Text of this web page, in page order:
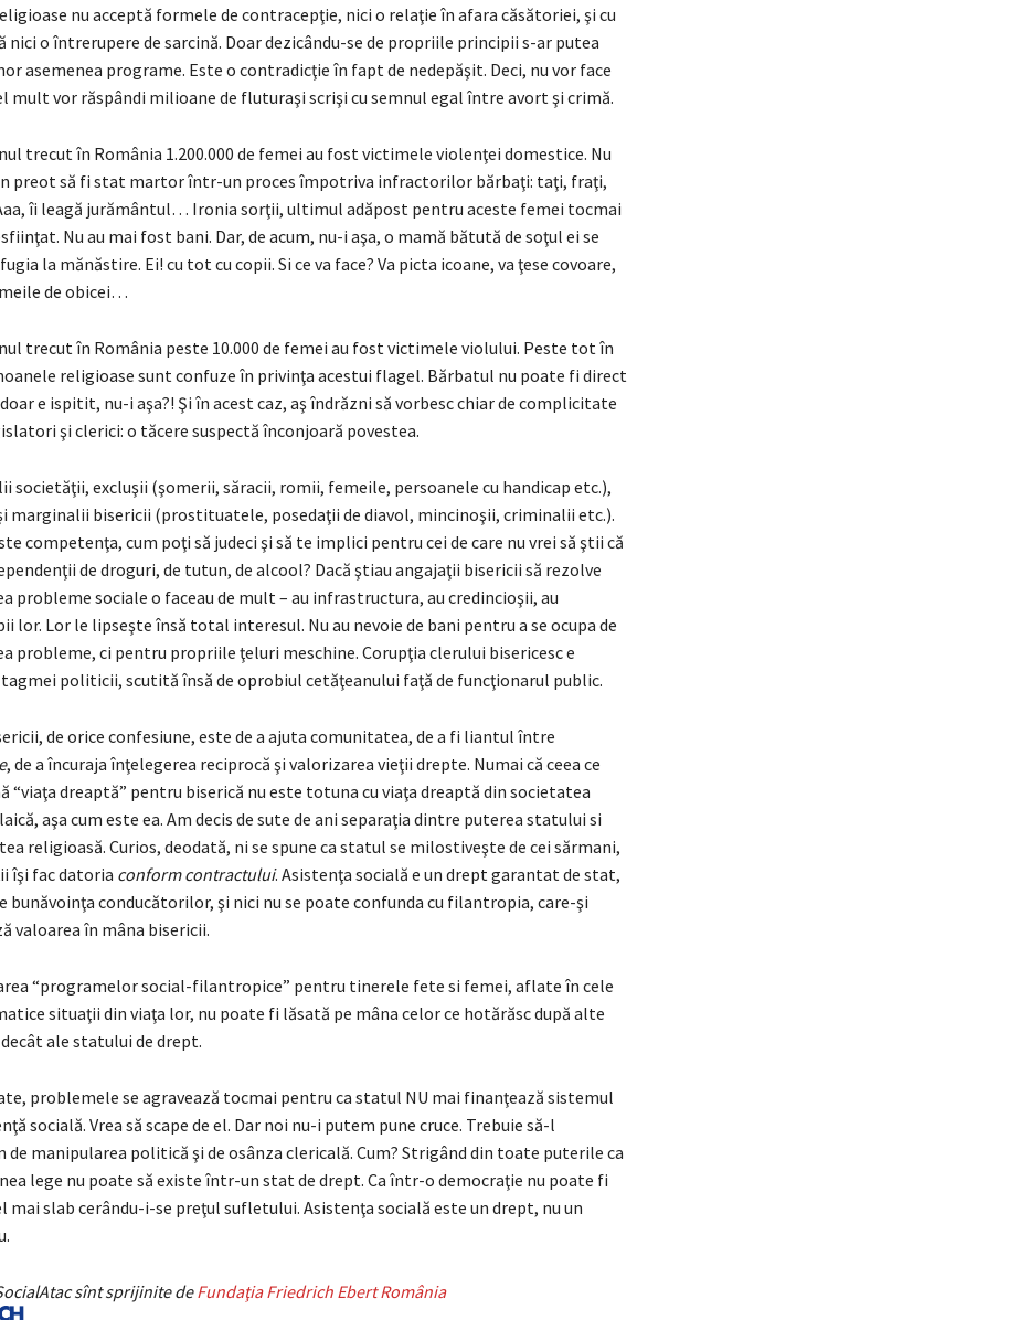
nu acceptă formele de contracepţie, nici o relaţie în afara căsătoriei, şi cu
nici o întrerupere de sarcină. Doar dezicându-se de propriile principii s-ar putea
asemenea programe. Este o contradicţie în fapt de nedepăşit. Deci, nu vor face
mult vor răspândi milioane de fluturaşi scrişi cu semnul egal între avort şi crimă.
trecut în România 1.200.000 de femei au fost victimele violenţei domestice. Nu
preot să fi stat martor într-un proces împotriva infractorilor bărbaţi: taţi, fraţi,
îi leagă jurământul… Ironia sorţii, ultimul adăpost pentru aceste femei tocmai
Nu au mai fost bani. Dar, de acum, nu-i aşa, o mamă bătută de soţul ei se
la mănăstire. Ei! cu tot cu copii. Si ce va face? Va picta icoane, va ţese covoare,
de obicei…
trecut în România peste 10.000 de femei au fost victimele violului. Peste tot în
religioase sunt confuze în privinţa acestui flagel. Bărbatul nu poate fi direct
e ispitit, nu-i aşa?! Şi în acest caz, aş îndrăzni să vorbesc chiar de complicitate
şi clerici: o tăcere suspectă înconjoară povestea.
societăţii, excluşii (şomerii, săracii, romii, femeile, persoanele cu handicap etc.),
marginalii bisericii (prostituatele, posedaţii de diavol, mincinoşii, criminalii etc.).
competenţa, cum poţi să judeci şi să te implici pentru cei de care nu vrei să ştii că
de droguri, de tutun, de alcool? Dacă ştiau angajaţii bisericii să rezolve
probleme sociale o faceau de mult – au infrastructura, au credincioşii, au
lor. Lor le lipseşte însă total interesul. Nu au nevoie de bani pentru a se ocupa de
probleme, ci pentru propriile ţeluri meschine. Corupţia clerului bisericesc e
politicii, scutită însă de oprobiul cetăţeanului faţă de funcţionarul public.
de orice confesiune, este de a ajuta comunitatea, de a fi liantul între
, de a încuraja înţelegerea reciprocă şi valorizarea vieţii drepte. Numai că ceea ce
“viaţa dreaptă” pentru biserică nu este totuna cu viaţa dreaptă din societatea
aşa cum este ea. Am decis de sute de ani separaţia dintre puterea statului si
religioasă. Curios, deodată, ni se spune ca statul se milostiveşte de cei sărmani,
îşi fac datoria conform contractului. Asistenţa socială e un drept garantat de stat,
bunăvoinţa conducătorilor, şi nici nu se poate confunda cu filantropia, care-şi
valoarea în mâna bisericii.
“programelor social-filantropice” pentru tinerele fete si femei, aflate în cele
situaţii din viaţa lor, nu poate fi lăsată pe mâna celor ce hotărăsc după alte
ale statului de drept.
problemele se agravează tocmai pentru ca statul NU mai finanţează sistemul
socială. Vrea să scape de el. Dar noi nu-i putem pune cruce. Trebuie să-l
de manipularea politică şi de osânza clericală. Cum? Strigând din toate puterile ca
lege nu poate să existe într-un stat de drept. Ca într-o democraţie nu poate fi
mai slab cerându-i-se preţul sufletului. Asistenţa socială este un drept, nu un
sînt sprijinite deFundaţia Friedrich Ebert România